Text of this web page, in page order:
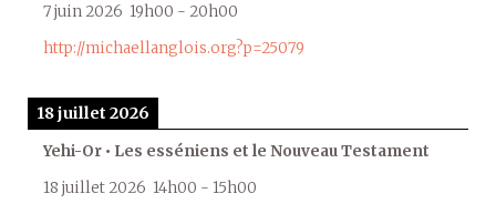
7 juin 2026 19h00 - 20h00
http://michaellanglois.org?p=25079
18 juillet 2026
Yehi-Or • Les esséniens et le Nouveau Testament
18 juillet 2026 14h00 - 15h00